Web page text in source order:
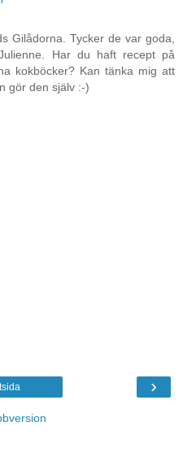
Gilådorna. Tycker de var goda,
Har du haft recept på
kokböcker? Kan tänka mig att
gör den själv :-)
›